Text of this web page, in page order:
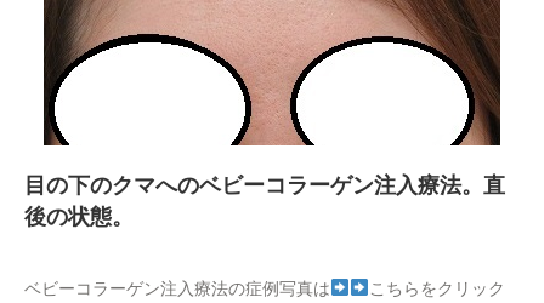
目の下のクマへのベビーコラーゲン注入療法。直
後の状態。
ベビーコラーゲン注入療法の症例写真は
こちらをクリック